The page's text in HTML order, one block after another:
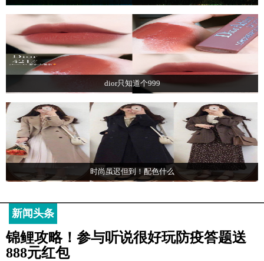
dior只知道个999
时尚虽迟但到！配色什么
新闻头条
锦鲤攻略！参与听说很好玩防疫答题送
888元红包